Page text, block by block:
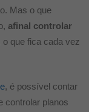
Mas o que
afinal controlar
o que fica cada vez
, é possível contar
controlar planos